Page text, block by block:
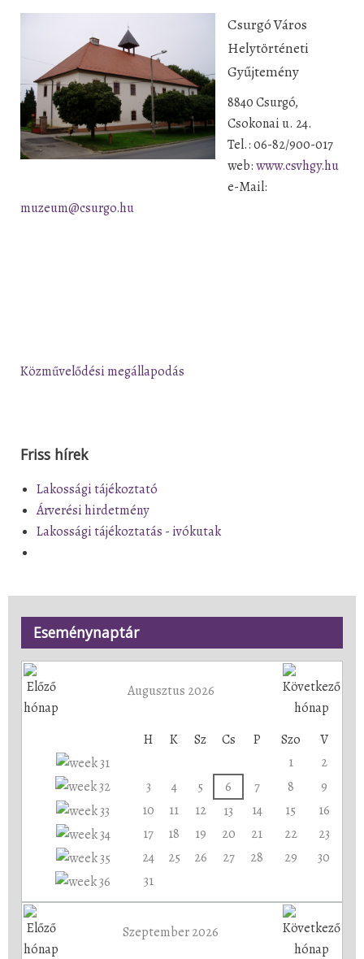
Csurgó Város
Helytörténeti
Gyűjtemény
8840 Csurgó,
Csokonai u. 24.
Tel.: 06-82/900-017
web:www.csvhgy.hu
e-Mail:
muzeum@csurgo.hu
Közművelődési megállapodás
Friss hírek
Lakossági tájékoztató
Árverési hirdetmény
Lakossági tájékoztatás - ivókutak
Eseménynaptár
Augusztus 2026
H K Sz Cs P Szo
V
1
2
3
4 5 6 7 8
9
10
11 12 13 14 15
16
17
18 19 20 21 22
23
24
25 26 27 28 29
30
31
Szeptember 2026